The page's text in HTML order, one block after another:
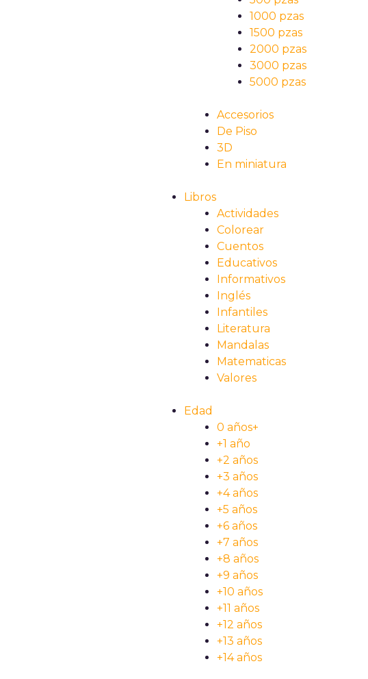
1000 pzas
1500 pzas
2000 pzas
3000 pzas
5000 pzas
Accesorios
De Piso
3D
En miniatura
Libros
Actividades
Colorear
Cuentos
Educativos
Informativos
Inglés
Infantiles
Literatura
Mandalas
Matematicas
Valores
Edad
0 años+
+1 año
+2 años
+3 años
+4 años
+5 años
+6 años
+7 años
+8 años
+9 años
+10 años
+11 años
+12 años
+13 años
+14 años